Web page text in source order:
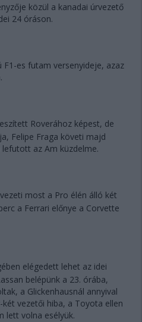
közül a kanadai úrvezető
24 óráson.
F1-es futam versenyideje, azaz
Roverához képest, de
Felipe Fraga követi majd
az Am küzdelme.
most a Pro élén álló két
a Ferrari előnye a Corvette
elégedett lehet az idei
belépünk a 23. órába,
a Glickenhausnál annyival
vezetői hiba, a Toyota ellen
lett volna esélyük.